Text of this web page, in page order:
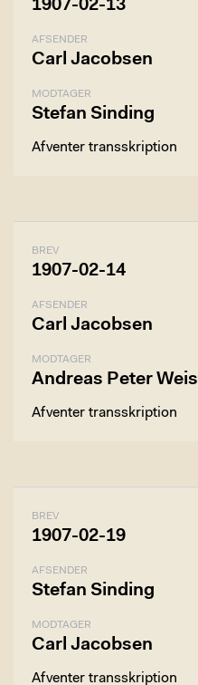
1907-02-13
AFSENDER
Carl Jacobsen
MODTAGER
Stefan Sinding
Afventer transskription
BREV
1907-02-14
AFSENDER
Carl Jacobsen
MODTAGER
Andreas Peter Weis
Afventer transskription
BREV
1907-02-19
AFSENDER
Stefan Sinding
MODTAGER
Carl Jacobsen
Afventer transskription